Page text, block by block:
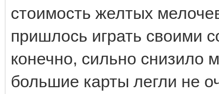
стоимость желтых
пришлось играть своими
конечно, сильно снизило
большие карты легли не